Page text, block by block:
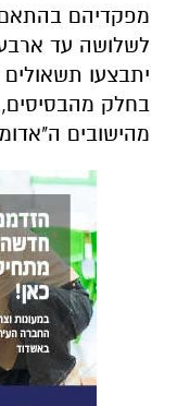
מפקדיהם
לשלושה עד
יתבצעו תשאולים
בחלק מהבסיסים,
מהישובים